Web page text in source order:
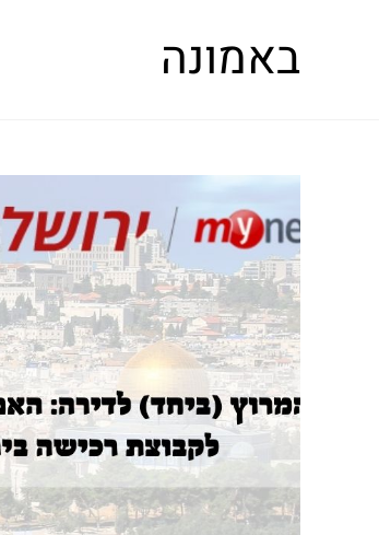
באמונה